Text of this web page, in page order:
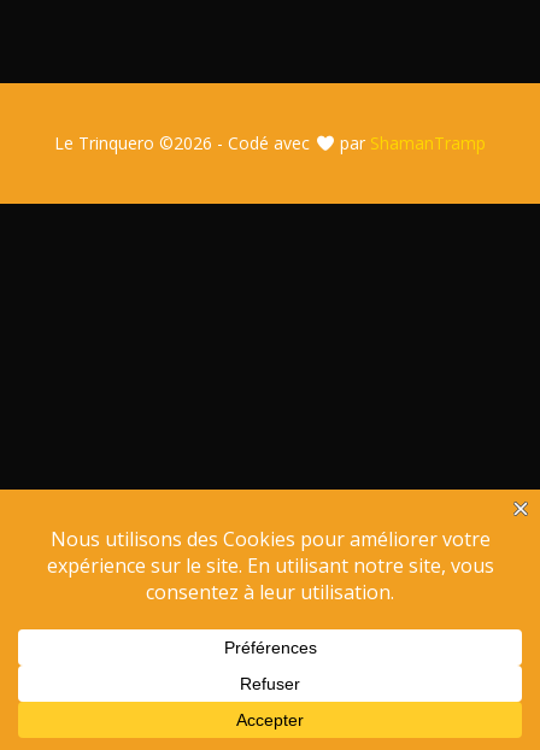
Le Trinquero ©2026 - Codé avec par ShamanTramp